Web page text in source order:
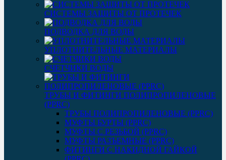
СИСТЕМЫ ЗАЩИТЫ ОТ ПРОТЕЧЕК
ПОДВОДКА ДЛЯ ВОДЫ
УПЛОТНИТЕЛЬНЫЕ МАТЕРИАЛЫ
СЧЕТЧИКИ ВОДЫ
ТРУБЫ И ФИТИНГИ ПОЛИПРОПИЛЕНОВЫЕ
(PPRC)
ТРУБЫ ПОЛИПРОПИЛЕНОВЫЕ (PPRC)
МУФТЫ БУРТЫ (PPRC)
МУФТЫ C РЕЗЬБОЙ (PPRC)
МУФТЫ РАЗЪЕМНЫЕ (PPRC)
ФИТИНГИ С НАКИДНОЙ ГАЙКОЙ